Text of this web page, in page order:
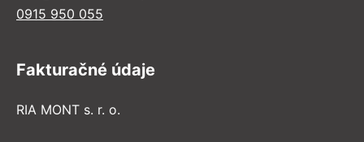
0915 950 055
Fakturačné údaje
RIA MONT s. r. o.